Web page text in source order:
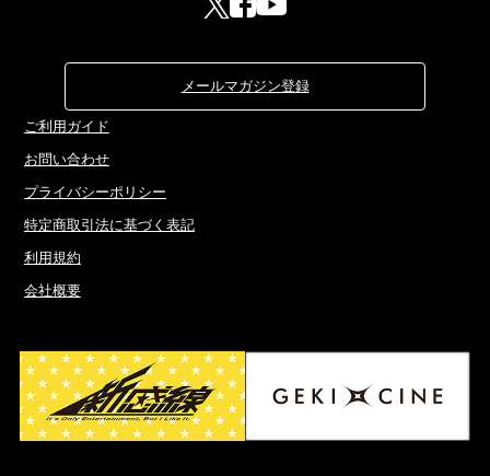
メールマガジン登録
ご利用ガイド
お問い合わせ
プライバシーポリシー
特定商取引法に基づく表記
利用規約
会社概要